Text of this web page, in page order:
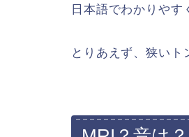
日本語でわかりやす
とりあえず、狭いト